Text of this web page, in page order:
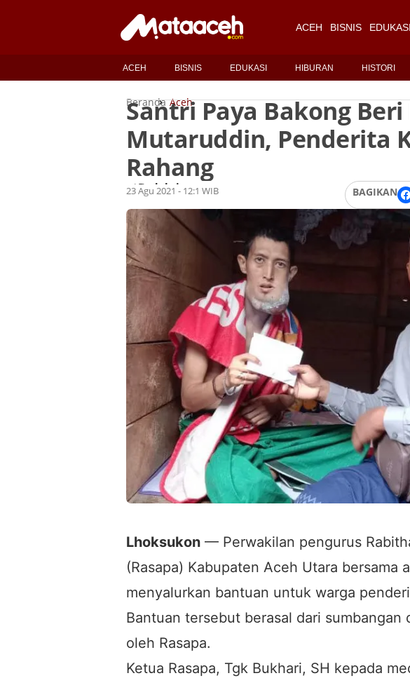
ACEH BISNIS EDUKASI
ACEH BISNIS EDUKASI HIBURAN HISTORI
Beranda Aceh
Santri Paya Bakong
Mutaruddin, Penderita
Rahang
OlehRedaksi
23 Agu 2021 - 12:1 WIB BAGIKAN
Lhoksukon — Perwakilan pengurus
(Rasapa) Kabupaten Aceh Utara bersama
menyalurkan bantuan untuk warga
Bantuan tersebut berasal dari sumbangan
oleh Rasapa.
Ketua Rasapa, Tgk Bukhari, SH kepada